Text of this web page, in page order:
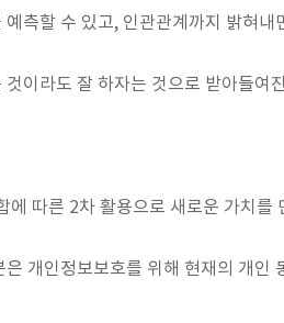
측할 수 있고, 인관관계까지 밝혀내
이라도 잘 하자는 것으로 받아들여
에 따른 2차 활용으로 새로운 가치를
개인정보보호를 위해 현재의 개인